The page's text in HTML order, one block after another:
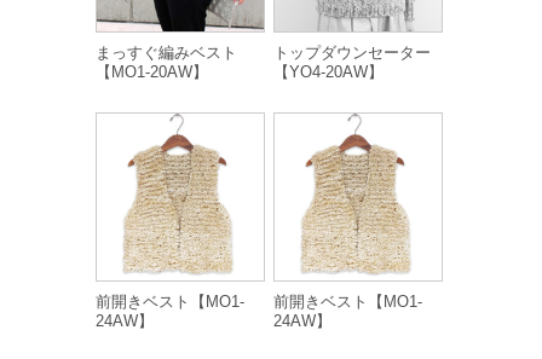
まっすぐ編みベスト
【MO1-20AW】
トップダウンセーター
【YO4-20AW】
前開きベスト【MO1-
24AW】
前開きベスト【MO1-
24AW】